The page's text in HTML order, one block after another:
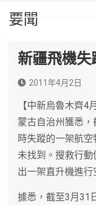
要聞
新疆飛機
2011年4月2日
【中新烏魯木齊
蒙古自治州獲悉
時失蹤的一架航
未找到。搜救行
出一架直升機進行
據悉，截至3月31